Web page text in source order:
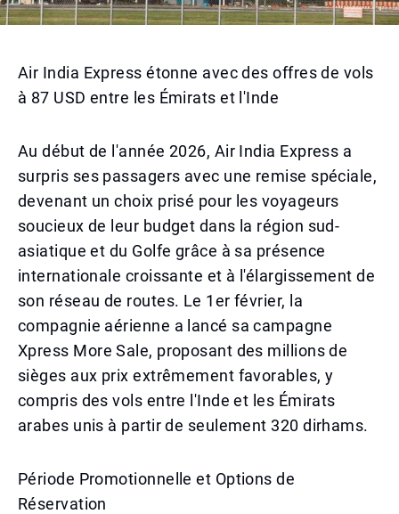
Air India Express étonne avec des offres de vols
à 87 USD entre les Émirats et l'Inde
Au début de l'année 2026, Air India Express a
surpris ses passagers avec une remise spéciale,
devenant un choix prisé pour les voyageurs
soucieux de leur budget dans la région sud-
asiatique et du Golfe grâce à sa présence
internationale croissante et à l'élargissement de
son réseau de routes. Le 1er février, la
compagnie aérienne a lancé sa campagne
Xpress More Sale, proposant des millions de
sièges aux prix extrêmement favorables, y
compris des vols entre l'Inde et les Émirats
arabes unis à partir de seulement 320 dirhams.
Période Promotionnelle et Options de
Réservation